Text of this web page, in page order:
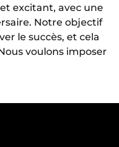
excitant, avec une
Notre objectif
le succès, et cela
voulons imposer